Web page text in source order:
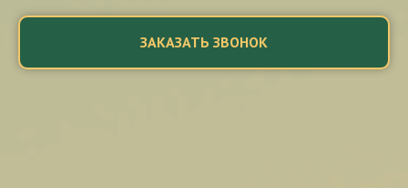
ЗАКАЗАТЬ ЗВОНОК